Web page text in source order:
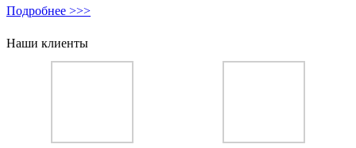
Подробнее >>>
Наши клиенты